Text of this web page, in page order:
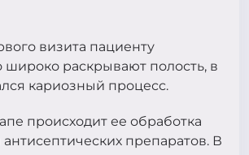
визита пациенту
широко раскрывают полость, в
кариозный процесс.
происходит ее обработка
препаратов. В